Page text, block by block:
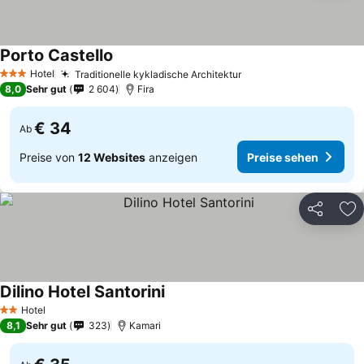
3 SterneHotel Traditionelle kykladische Architektur
Porto Castello
8,0 Sehr gut 2 604 Fira
Ab € 34
Preise von 12 Websites anzeigen Preise sehen
Teilen
2 Sterne
Hotel
Dilino Hotel Santorini
8,1 Sehr gut 323 Kamari